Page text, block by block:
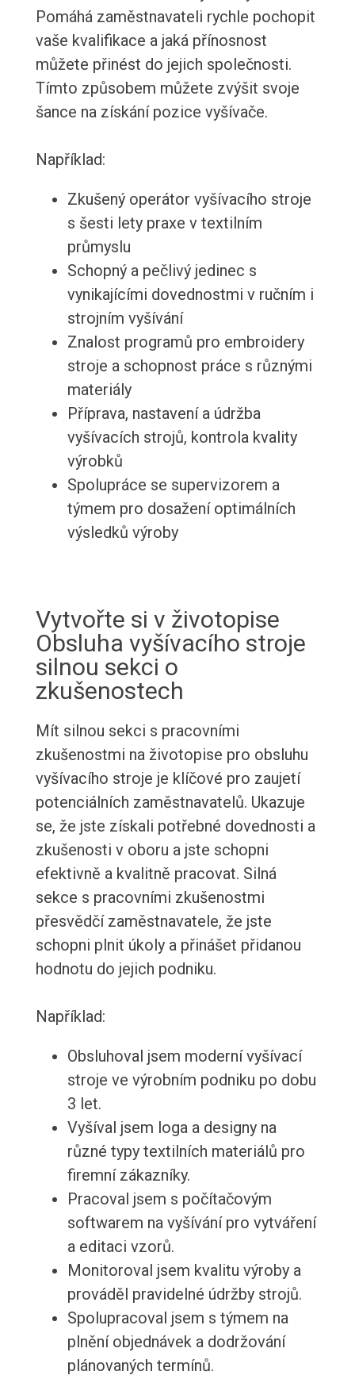
Pomáhá zaměstnavateli rychle pochopit
vaše kvalifikace a jaká přínosnost
můžete přinést do jejich společnosti.
Tímto způsobem můžete zvýšit svoje
šance na získání pozice vyšívače.
Například:
Zkušený operátor vyšívacího stroje
s šesti lety praxe v textilním
průmyslu
Schopný a pečlivý jedinec s
vynikajícími dovednostmi v ručním i
strojním vyšívání
Znalost programů pro embroidery
stroje a schopnost práce s různými
materiály
Příprava, nastavení a údržba
vyšívacích strojů, kontrola kvality
výrobků
Spolupráce se supervizorem a
týmem pro dosažení optimálních
výsledků výroby
Vytvořte si v životopise
Obsluha vyšívacího stroje
silnou sekci o
zkušenostech
Mít silnou sekci s pracovními
zkušenostmi na životopise pro obsluhu
vyšívacího stroje je klíčové pro zaujetí
potenciálních zaměstnavatelů. Ukazuje
se, že jste získali potřebné dovednosti a
zkušenosti v oboru a jste schopni
efektivně a kvalitně pracovat. Silná
sekce s pracovními zkušenostmi
přesvědčí zaměstnavatele, že jste
schopni plnit úkoly a přinášet přidanou
hodnotu do jejich podniku.
Například:
Obsluhoval jsem moderní vyšívací
stroje ve výrobním podniku po dobu
3 let.
Vyšíval jsem loga a designy na
různé typy textilních materiálů pro
firemní zákazníky.
Pracoval jsem s počítačovým
softwarem na vyšívání pro vytváření
a editaci vzorů.
Monitoroval jsem kvalitu výroby a
prováděl pravidelné údržby strojů.
Spolupracoval jsem s týmem na
plnění objednávek a dodržování
plánovaných termínů.